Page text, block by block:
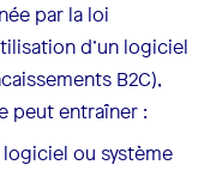
par la loi
d’un logiciel
B2C),
peut entraîner :
ou système